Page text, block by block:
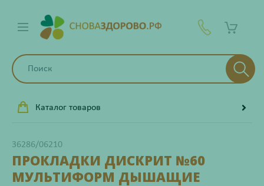
Каталог товаров
36286/06210
ПРОКЛАДКИ ДИСКРИТ №60
МУЛЬТИФОРМ ДЫШАЩИЕ